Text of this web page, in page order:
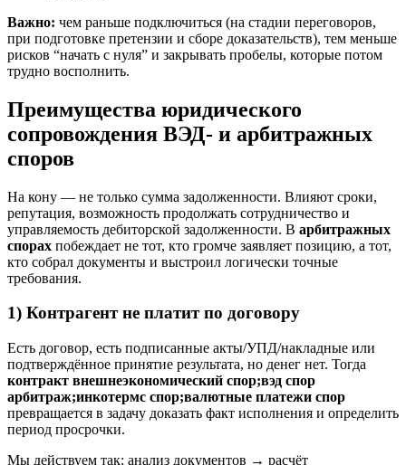
Важно: чем раньше подключиться (на стадии переговоров,
при подготовке претензии и сборе доказательств), тем меньше
рисков “начать с нуля” и закрывать пробелы, которые потом
трудно восполнить.
Преимущества юридического
сопровождения ВЭД- и арбитражных
споров
На кону — не только сумма задолженности. Влияют сроки,
репутация, возможность продолжать сотрудничество и
управляемость дебиторской задолженности. В арбитражных
спорах побеждает не тот, кто громче заявляет позицию, а тот,
кто собрал документы и выстроил логически точные
требования.
1) Контрагент не платит по договору
Есть договор, есть подписанные акты/УПД/накладные или
подтверждённое принятие результата, но денег нет. Тогда
контракт внешнеэкономический спор;вэд спор
арбитраж;инкотермс спор;валютные платежи спор
превращается в задачу доказать факт исполнения и определить
период просрочки.
Мы действуем так: анализ документов → расчёт